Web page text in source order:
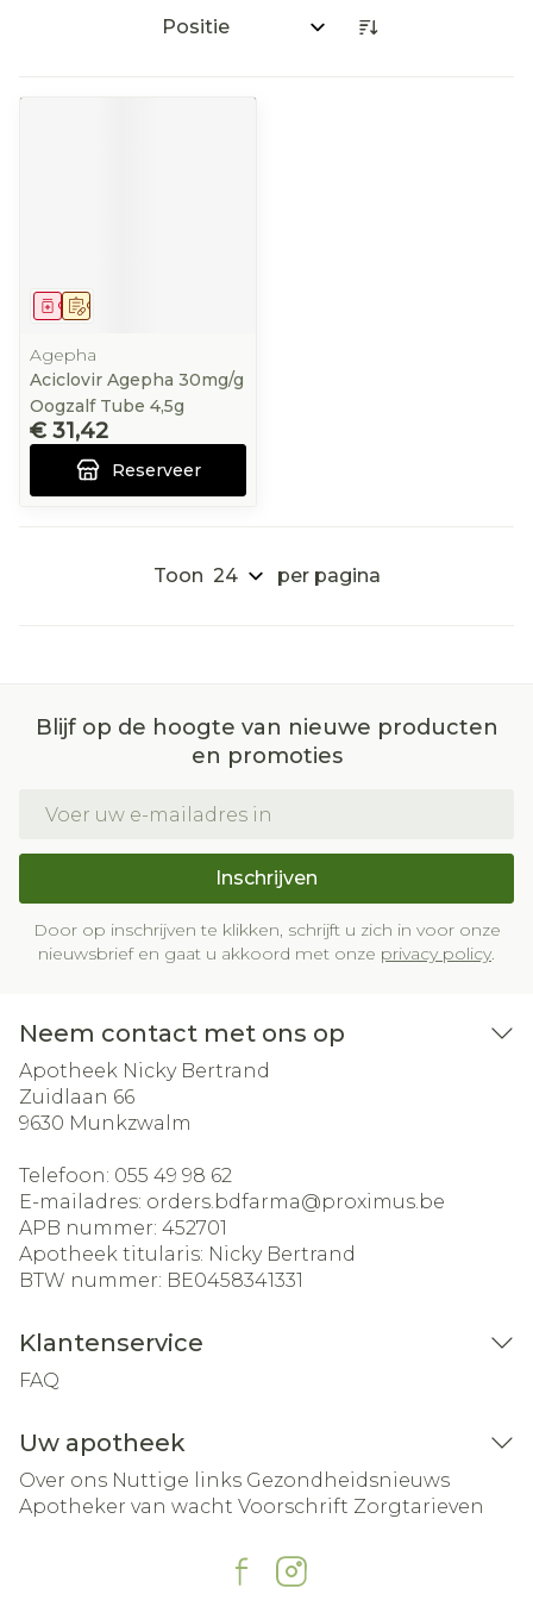
Sorteer op:
Op voorschrift
Geneesmiddel
Agepha
Aciclovir Agepha 30mg/g
Oogzalf Tube 4,5g
€ 31,42
Reserveer
Toon per pagina
Blijf op de hoogte van nieuwe producten
en promoties
Inschrijven
Door op inschrijven te klikken, schrijft u zich in voor onze
nieuwsbrief en gaat u akkoord met onze privacy policy.
Neem contact met ons op
Apotheek Nicky Bertrand
Zuidlaan 66
9630 Munkzwalm
Telefoon: 055 49 98 62
E-mailadres: orders.bdfarma@proximus.be
APB nummer: 452701
Apotheek titularis: Nicky Bertrand
BTW nummer: BE0458341331
Klantenservice
FAQ
Uw apotheek
Over ons Nuttige links Gezondheidsnieuws
Apotheker van wacht Voorschrift Zorgtarieven